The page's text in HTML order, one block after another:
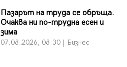
Пазарът на труда се обръща.
Очаква ни по-трудна есен и
зима
07.08.2026, 08:30 | Бизнес